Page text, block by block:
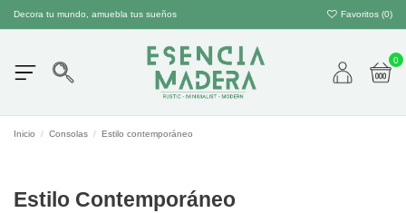
Decora tu mundo, amuebla tus sueños Favoritos (0)
0
Inicio Consolas Estilo contemporáneo
Estilo Contemporáneo